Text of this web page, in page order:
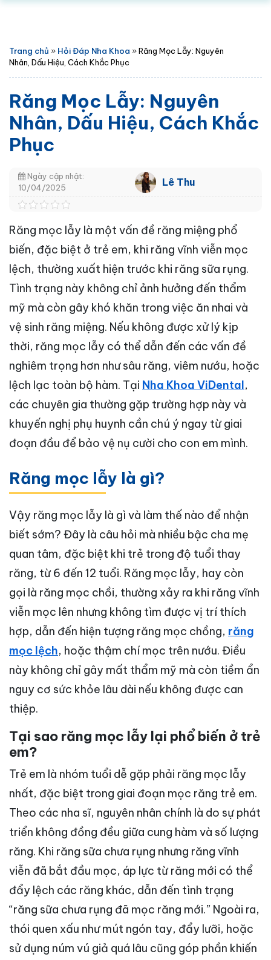
Trang chủ » Hỏi Đáp Nha Khoa »Răng Mọc Lẫy: Nguyên
Nhân, Dấu Hiệu, Cách Khắc Phục
Răng Mọc Lẫy: Nguyên
Nhân, Dấu Hiệu, Cách Khắc
Phục
Ngày cập nhật:
10/04/2025
Lê Thu
Răng mọc lẫy là một vấn đề răng miệng phổ
biến, đặc biệt ở trẻ em, khi răng vĩnh viễn mọc
lệch, thường xuất hiện trước khi răng sữa rụng.
Tình trạng này không chỉ ảnh hưởng đến thẩm
mỹ mà còn gây khó khăn trong việc ăn nhai và
vệ sinh răng miệng. Nếu không được xử lý kịp
thời, răng mọc lẫy có thể dẫn đến các vấn đề
nghiêm trọng hơn như sâu răng, viêm nướu, hoặc
lệch lạc toàn bộ hàm. Tại Nha Khoa ViDental,
các chuyên gia thường gặp trường hợp này và
khuyến nghị phụ huynh cần chú ý ngay từ giai
đoạn đầu để bảo vệ nụ cười cho con em mình.
Răng mọc lẫy là gì?
Vậy răng mọc lẫy là gì và làm thế nào để nhận
biết sớm? Đây là câu hỏi mà nhiều bậc cha mẹ
quan tâm, đặc biệt khi trẻ trong độ tuổi thay
răng, từ 6 đến 12 tuổi. Răng mọc lẫy, hay còn
gọi là răng mọc chồi, thường xảy ra khi răng vĩnh
viễn mọc lên nhưng không tìm được vị trí thích
hợp, dẫn đến hiện tượng răng mọc chồng, răng
mọc lệch, hoặc thậm chí mọc trên nướu. Điều
này không chỉ gây mất thẩm mỹ mà còn tiềm ẩn
nguy cơ sức khỏe lâu dài nếu không được can
thiệp.
Tại sao răng mọc lẫy lại phổ biến ở trẻ
em?
Trẻ em là nhóm tuổi dễ gặp phải răng mọc lẫy
nhất, đặc biệt trong giai đoạn mọc răng trẻ em.
Theo các nha sĩ, nguyên nhân chính là do sự phát
triển không đồng đều giữa cung hàm và số lượng
răng. Khi răng sữa chưa rụng nhưng răng vĩnh
viễn đã bắt đầu mọc, áp lực từ răng mới có thể
đẩy lệch các răng khác, dẫn đến tình trạng
“răng sữa chưa rụng đã mọc răng mới.” Ngoài ra,
thói quen xấu như mút ngón tay, đẩy lưỡi, hoặc
sử dụng núm vú giả quá lâu cũng góp phần khiến